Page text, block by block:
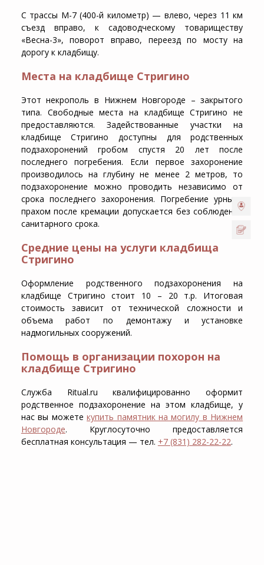
С трассы М-7 (400-й километр) — влево, через 11 км
съезд вправо, к садоводческому товариществу
«Весна-3», поворот вправо, переезд по мосту на
дорогу к кладбищу.
Места на кладбище Стригино
Этот некрополь в Нижнем Новгороде – закрытого
типа. Свободные места на кладбище Стригино не
предоставляются. Задействованные участки на
кладбище Стригино доступны для родственных
подзахоронений гробом спустя 20 лет после
последнего погребения. Если первое захоронение
производилось на глубину не менее 2 метров, то
подзахоронение можно проводить независимо от
срока последнего захоронения. Погребение урны с
прахом после кремации допускается без соблюдения
санитарного срока.
Средние цены на услуги кладбища
Стригино
Оформление родственного подзахоронения на
кладбище Стригино стоит 10 – 20 т.р. Итоговая
стоимость зависит от технической сложности и
объема работ по демонтажу и установке
надмогильных сооружений.
Помощь в организации похорон на
кладбище Стригино
Служба Ritual.ru квалифицированно оформит
родственное подзахоронение на этом кладбище, у
нас вы можетекупить памятник на могилу в Нижнем
Новгороде. Круглосуточно предоставляется
бесплатная консультация — тел. +7 (831) 282-22-22.